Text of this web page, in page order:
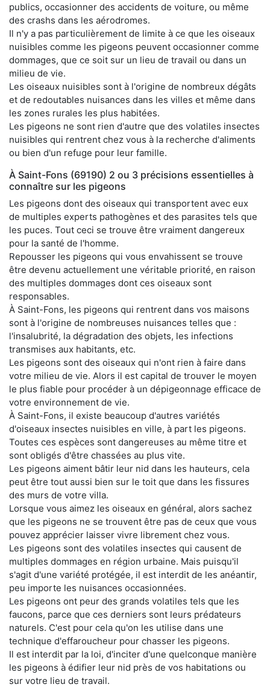
publics, occasionner des accidents de voiture, ou même
des crashs dans les aérodromes.
Il n'y a pas particulièrement de limite à ce que les oiseaux
nuisibles comme les pigeons peuvent occasionner comme
dommages, que ce soit sur un lieu de travail ou dans un
milieu de vie.
Les oiseaux nuisibles sont à l'origine de nombreux dégâts
et de redoutables nuisances dans les villes et même dans
les zones rurales les plus habitées.
Les pigeons ne sont rien d'autre que des volatiles insectes
nuisibles qui rentrent chez vous à la recherche d'aliments
ou bien d'un refuge pour leur famille.
À Saint-Fons (69190) 2 ou 3 précisions essentielles à
connaître sur les pigeons
Les pigeons dont des oiseaux qui transportent avec eux
de multiples experts pathogènes et des parasites tels que
les puces. Tout ceci se trouve être vraiment dangereux
pour la santé de l'homme.
Repousser les pigeons qui vous envahissent se trouve
être devenu actuellement une véritable priorité, en raison
des multiples dommages dont ces oiseaux sont
responsables.
À Saint-Fons, les pigeons qui rentrent dans vos maisons
sont à l'origine de nombreuses nuisances telles que :
l'insalubrité, la dégradation des objets, les infections
transmises aux habitants, etc.
Les pigeons sont des oiseaux qui n'ont rien à faire dans
votre milieu de vie. Alors il est capital de trouver le moyen
le plus fiable pour procéder à un dépigeonnage efficace de
votre environnement de vie.
À Saint-Fons, il existe beaucoup d'autres variétés
d'oiseaux insectes nuisibles en ville, à part les pigeons.
Toutes ces espèces sont dangereuses au même titre et
sont obligés d'être chassées au plus vite.
Les pigeons aiment bâtir leur nid dans les hauteurs, cela
peut être tout aussi bien sur le toit que dans les fissures
des murs de votre villa.
Lorsque vous aimez les oiseaux en général, alors sachez
que les pigeons ne se trouvent être pas de ceux que vous
pouvez apprécier laisser vivre librement chez vous.
Les pigeons sont des volatiles insectes qui causent de
multiples dommages en région urbaine. Mais puisqu'il
s'agit d'une variété protégée, il est interdit de les anéantir,
peu importe les nuisances occasionnées.
Les pigeons ont peur des grands volatiles tels que les
faucons, parce que ces derniers sont leurs prédateurs
naturels. C'est pour cela qu'on les utilise dans une
technique d'effaroucheur pour chasser les pigeons.
Il est interdit par la loi, d'inciter d'une quelconque manière
les pigeons à édifier leur nid près de vos habitations ou
sur votre lieu de travail.